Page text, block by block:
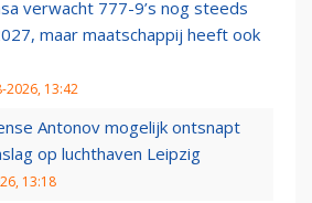
verwacht 777-9’s nog steeds
maar maatschappij heeft ook
2026, 13:42
Antonov mogelijk ontsnapt
op luchthaven Leipzig
13:18